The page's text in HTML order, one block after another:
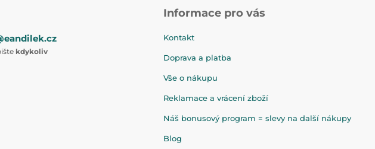
kdykoliv
Informace pro vás
Kontakt
Doprava a platba
Vše o nákupu
Reklamace a vrácení zboží
Náš bonusový program = slevy na další nákupy
Blog